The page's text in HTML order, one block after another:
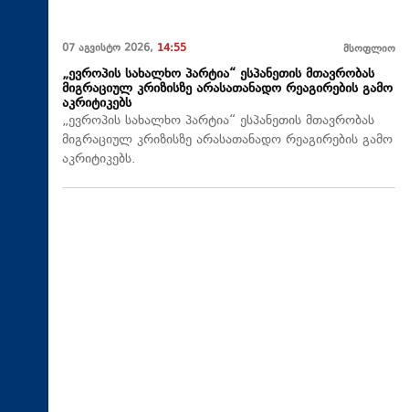
07 აგვისტო 2026, 14:55 მსოფლიო
„ევროპის სახალხო პარტია“ ესპანეთის მთავრობას
მიგრაციულ კრიზისზე არასათანადო რეაგირების გამო
აკრიტიკებს
„ევროპის სახალხო პარტია“ ესპანეთის მთავრობას
მიგრაციულ კრიზისზე არასათანადო რეაგირების გამო
აკრიტიკებს.